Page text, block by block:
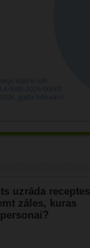
uzrāda receptes
zāles, kuras